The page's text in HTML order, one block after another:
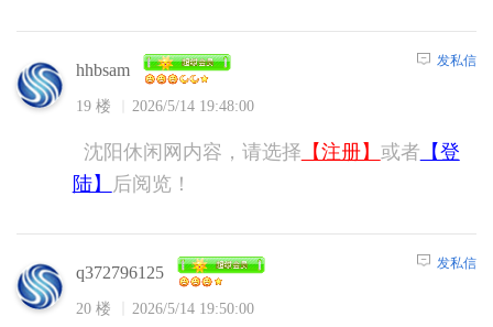
hhbsam
19 楼 2026/5/14 19:48:00
发私信
沈阳休闲网内容，请选择 【注册】 或者 【登
陆】
后阅览！
q372796125
20 楼 2026/5/14 19:50:00
发私信